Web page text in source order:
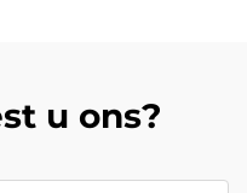
u ons?